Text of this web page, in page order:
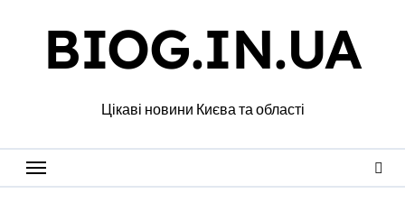
BIOG.IN.UA
Цікаві новини Києва та області